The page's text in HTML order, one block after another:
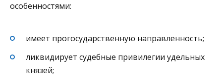
особенностями:
имеет прогосударственную направленность;
ликвидирует судебные привилегии удельных
князей;